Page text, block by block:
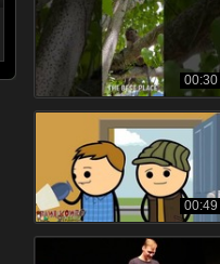
00:30
00:49